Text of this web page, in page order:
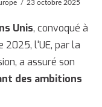
23 octobre 2025
Unis, convoqué à
2025, l'UE, par la
a assuré son
des ambitions